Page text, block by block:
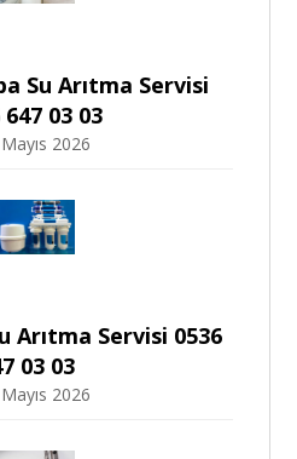
Su Arıtma Servisi
647 03 03
2026
Arıtma Servisi 0536
03 03
2026